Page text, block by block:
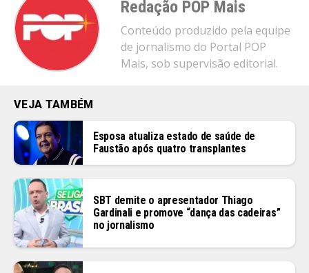
Redação POP Mais
Conteúdo produzido pela equipe
de jornalismo do Portal POP
Mais, sob supervisão editorial.
VEJA TAMBÉM
Esposa atualiza estado de saúde de
Faustão após quatro transplantes
SBT demite o apresentador Thiago
Gardinali e promove “dança das cadeiras”
no jornalismo